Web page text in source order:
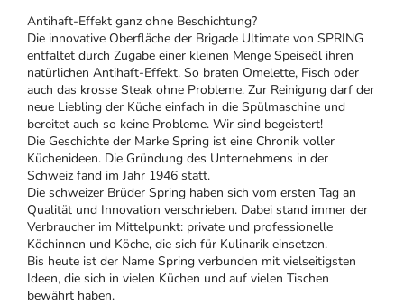
Antihaft-Effekt ganz ohne Beschichtung?
Die innovative Oberfläche der Brigade Ultimate von SPRING
entfaltet durch Zugabe einer kleinen Menge Speiseöl ihren
natürlichen Antihaft-Effekt. So braten Omelette, Fisch oder
auch das krosse Steak ohne Probleme. Zur Reinigung darf der
neue Liebling der Küche einfach in die Spülmaschine und
bereitet auch so keine Probleme. Wir sind begeistert!
Die Geschichte der Marke Spring ist eine Chronik voller
Küchenideen. Die Gründung des Unternehmens in der
Schweiz fand im Jahr 1946 statt.
Die schweizer Brüder Spring haben sich vom ersten Tag an
Qualität und Innovation verschrieben. Dabei stand immer der
Verbraucher im Mittelpunkt: private und professionelle
Köchinnen und Köche, die sich für Kulinarik einsetzen.
Bis heute ist der Name Spring verbunden mit vielseitigsten
Ideen, die sich in vielen Küchen und auf vielen Tischen
bewährt haben.